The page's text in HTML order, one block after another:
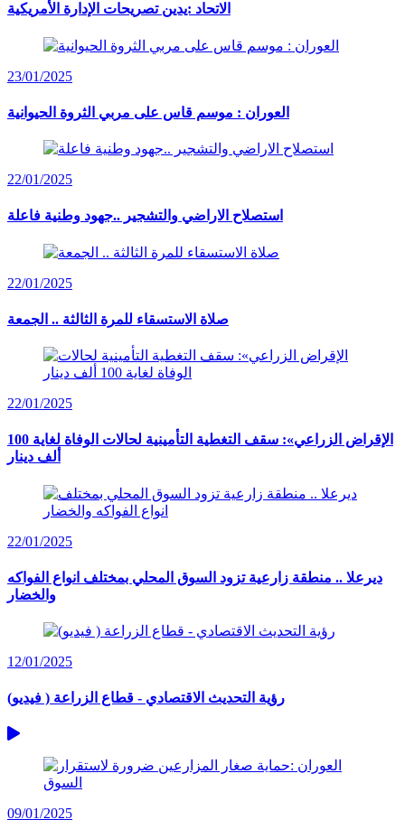
الاتحاد :يدين تصريحات الإدارة الأمريكية
23/01/2025
العوران : موسم قاس على مربي الثروة الحيوانية
22/01/2025
استصلاح الاراضي والتشجير ..جهود وطنية فاعلة
22/01/2025
صلاة الاستسقاء للمرة الثالثة .. الجمعة
22/01/2025
الإقراض الزراعي»: سقف التغطية التأمينية لحالات الوفاة لغاية 100
ألف دينار
22/01/2025
ديرعلا .. منطقة زارعية تزود السوق المحلي بمختلف انواع الفواكه
والخضار
12/01/2025
رؤية التحديث الاقتصادي - قطاع الزراعة ( فيديو)
09/01/2025